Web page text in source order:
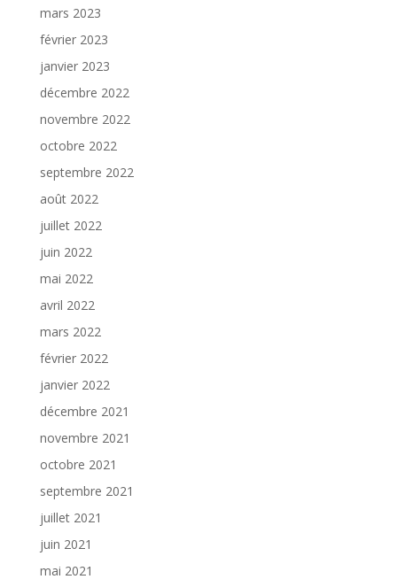
mars 2023
février 2023
janvier 2023
décembre 2022
novembre 2022
octobre 2022
septembre 2022
août 2022
juillet 2022
juin 2022
mai 2022
avril 2022
mars 2022
février 2022
janvier 2022
décembre 2021
novembre 2021
octobre 2021
septembre 2021
juillet 2021
juin 2021
mai 2021